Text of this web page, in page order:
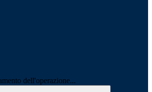
dell'operazione...